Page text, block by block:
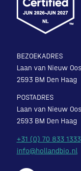
BEZOEKADRES
Laan van Nieuw
2593 BM Den Haag
POSTADRES
Laan van Nieuw
2593 BM Den Haag
+31 (0) 70 833 1333
info@hollandbio.nl